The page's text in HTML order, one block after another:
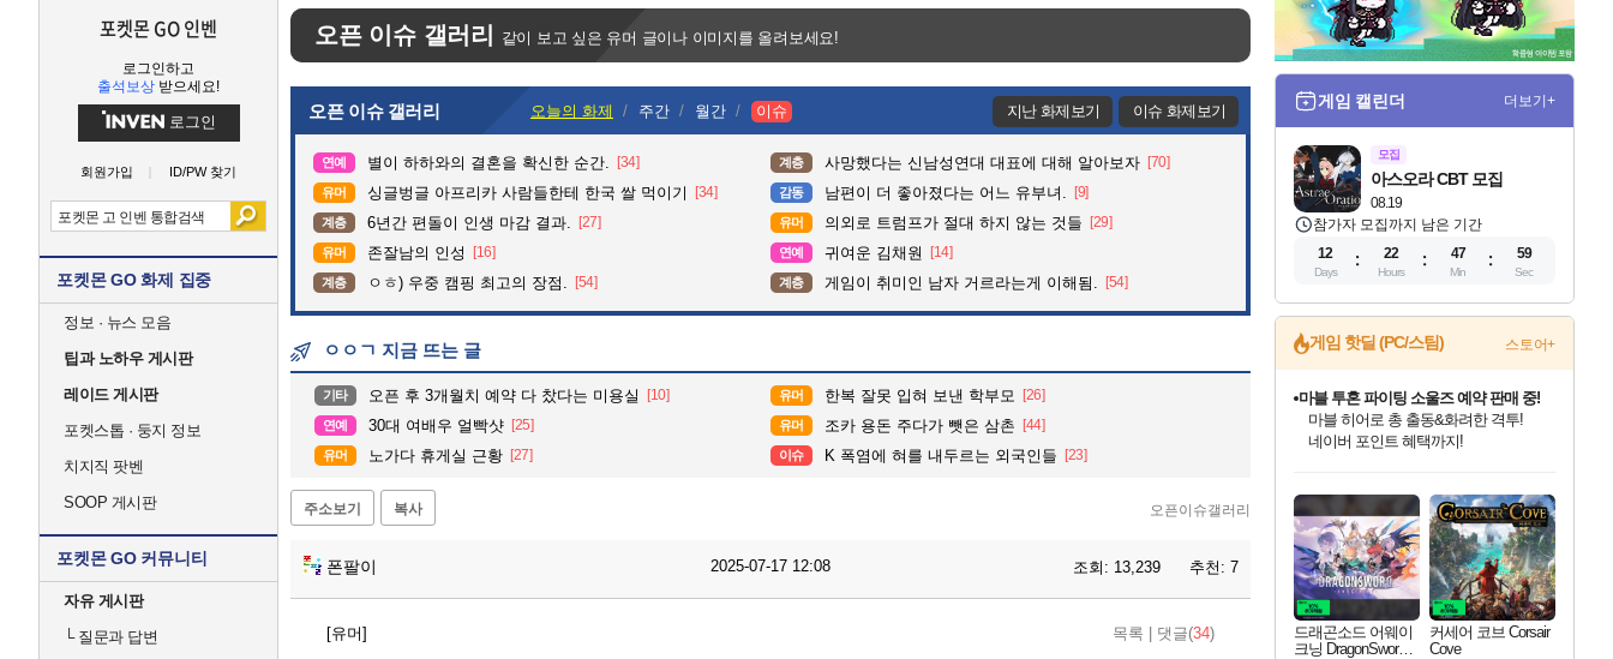
포켓몬 GO 인벤
로그인하고
출석보상 받으세요!
로그인
회원가입 ID/PW 찾기
포켓몬 GO 화제 집중
정보 · 뉴스 모음
팁과 노하우 게시판
레이드 게시판
포켓스톱 · 둥지 정보
치지직 팟벤
SOOP 게시판
포켓몬 GO 커뮤니티
자유 게시판
└질문과 답변
오픈 이슈 갤러리 같이 보고 싶은 유머 글이나 이미지를 올려보세요!
오픈 이슈 갤러리 오늘의 화제 주간 월간 이슈 지난 화제보기 이슈 화제보기
연예 별이 하하와의 결혼을 확신한 순간. [34] 계층 사망했다는 신남성연대 대표에 대해 알아보자 [70]
유머 싱글벙글 아프리카 사람들한테 한국 쌀 먹이기 [34] 감동 남편이 더 좋아졌다는 어느 유부녀. [9]
계층 6년간 편돌이 인생 마감 결과. [27] 유머 의외로 트럼프가 절대 하지 않는 것들 [29]
유머 존잘남의 인성 [16] 연예 귀여운 김채원 [14]
계층 ㅇㅎ) 우중 캠핑 최고의 장점. [54] 계층 게임이 취미인 남자 거르라는게 이해됨. [54]
ㅇㅇㄱ 지금 뜨는 글
기타 오픈 후 3개월치 예약 다 찼다는 미용실 [10] 유머 한복 잘못 입혀 보낸 학부모 [26]
연예 30대 여배우 얼빡샷 [25] 유머 조카 용돈 주다가 뺏은 삼촌 [44]
유머 노가다 휴게실 근황 [27] 이슈 K 폭염에 혀를 내두르는 외국인들 [23]
주소보기 복사 오픈이슈갤러리
폰팔이 2025-07-17 12:08 조회: 13,239 추천: 7
[유머] 목록 댓글(34)
게임 캘린더 더보기+
모집
08.19
아스오라 CBT 모집
참가자 모집까지 남은 기간
12
Days
22
Hours
47
Min
57
Sec
게임 핫딜 (PC/스팀) 스토어+
네이버혜택과 함께 만나보세요!
50%할인&추가 적립까지!
이니&베니 혜택까지!
네이버 혜택가와 함께 예약하세요!
할인&네이버혜택으로 만나보세요!
네이버페이 혜택과 만나보세요!
40주년 프로모션으로 만나보세요!
마블 투혼 파이팅 소울즈 예약 판매 중!
마블 히어로 총 출동&화려한 격투!
네이버 포인트 혜택까지!
할인가에 만나보세요!
일부 에디션 상시 할인!
혜택으로 예약 판매 중
편안하게 충전하세요
드래곤소드 어웨이
크닝 DragonSword A
커세어 코브 Corsair
Cove